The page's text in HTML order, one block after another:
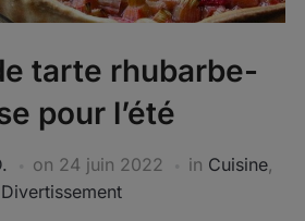
tarte rhubarbe-
pour l’été
on 24 juin 2022 in Cuisine,
Divertissement